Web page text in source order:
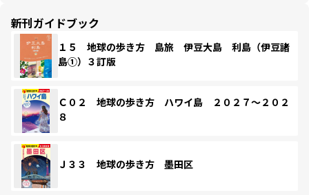
新刊ガイドブック
１５ 地球の歩き方 島旅 伊豆大島 利島（伊豆諸
島①）３訂版
Ｃ０２ 地球の歩き方 ハワイ島 ２０２７～２０２
８
Ｊ３３ 地球の歩き方 墨田区